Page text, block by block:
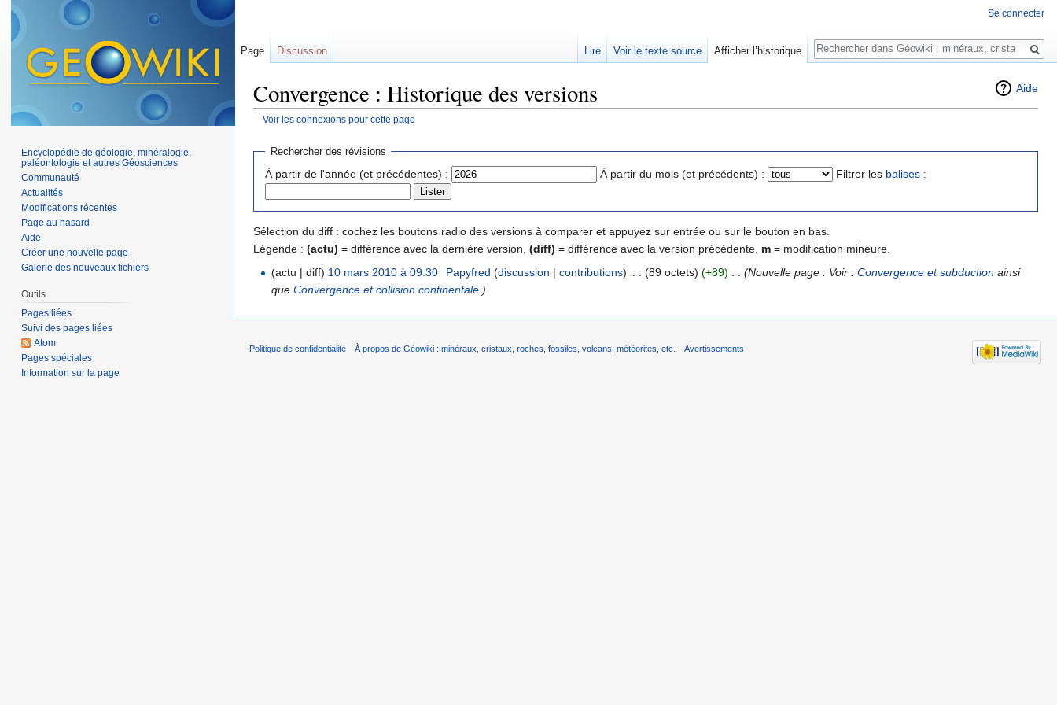
Aide
Convergence : Historique des versions
Voir les connexions pour cette page
Rechercher des révisions
À partir de l'année (et précédentes) : À partir du mois (et précédents) : Filtrer les balises :
Sélection du diff : cochez les boutons radio des versions à comparer et appuyez sur entrée ou sur le bouton en bas.
Légende : (actu) = différence avec la dernière version, (diff) = différence avec la version précédente, m = modification mineure.
(actu | diff) 10 mars 2010 à 09:30 Papyfred (discussion | contributions) (89 octets) (+89) (Nouvelle page : Voir : Convergence et subductionainsi
queConvergence et collision continentale .)
Se connecter
Page Discussion Lire Voir le texte source Afficher l’historique
Rechercher
Encyclopédie de géologie, minéralogie,
paléontologie et autres Géosciences
Communauté
Actualités
Modifications récentes
Page au hasard
Aide
Créer une nouvelle page
Galerie des nouveaux fichiers
Outils
Pages liées
Suivi des pages liées
Atom
Pages spéciales
Information sur la page
Politique de confidentialité À propos de Géowiki : minéraux, cristaux, roches, fossiles, volcans, météorites, etc. Avertissements